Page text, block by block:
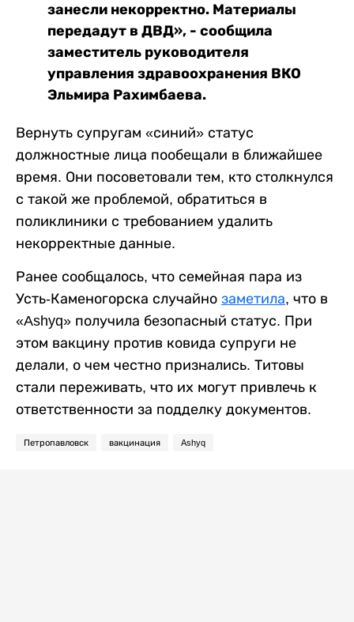
занесли некорректно. Материалы
передадут в ДВД», - сообщила
заместитель руководителя
управления здравоохранения ВКО
Эльмира Рахимбаева.
Вернуть супругам «синий» статус
должностные лица пообещали в ближайшее
время. Они посоветовали тем, кто столкнулся
с такой же проблемой, обратиться в
поликлиники с требованием удалить
некорректные данные.
Ранее сообщалось, что семейная пара из
Усть-Каменогорска случайно заметила, что в
«Ashyq» получила безопасный статус. При
этом вакцину против ковида супруги не
делали, о чем честно признались. Титовы
стали переживать, что их могут привлечь к
ответственности за подделку документов.
Петропавловск вакцинация Ashyq